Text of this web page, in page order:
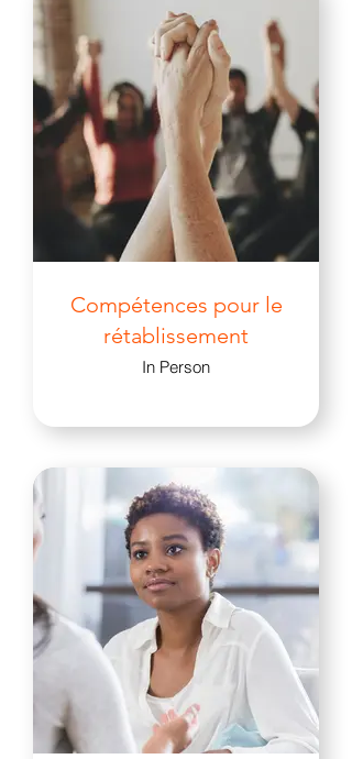
Compétences pour le
rétablissement
In Person